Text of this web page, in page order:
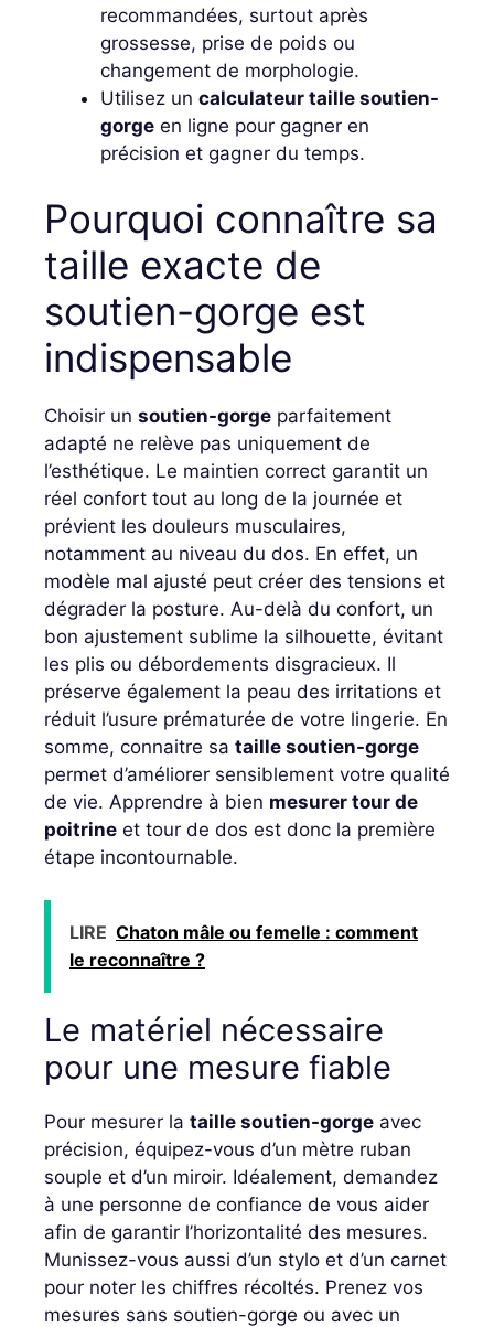
recommandées, surtout après
grossesse, prise de poids ou
changement de morphologie.
Utilisez un calculateur taille soutien-
gorge en ligne pour gagner en
précision et gagner du temps.
Pourquoi connaître sa
taille exacte de
soutien-gorge est
indispensable
Choisir un soutien-gorge parfaitement
adapté ne relève pas uniquement de
l’esthétique. Le maintien correct garantit un
réel confort tout au long de la journée et
prévient les douleurs musculaires,
notamment au niveau du dos. En effet, un
modèle mal ajusté peut créer des tensions et
dégrader la posture. Au-delà du confort, un
bon ajustement sublime la silhouette, évitant
les plis ou débordements disgracieux. Il
préserve également la peau des irritations et
réduit l’usure prématurée de votre lingerie. En
somme, connaitre sa taille soutien-gorge
permet d’améliorer sensiblement votre qualité
de vie. Apprendre à bien mesurer tour de
poitrine et tour de dos est donc la première
étape incontournable.
LIRE Chaton mâle ou femelle : comment
le reconnaître ?
Le matériel nécessaire
pour une mesure fiable
Pour mesurer la taille soutien-gorge avec
précision, équipez-vous d’un mètre ruban
souple et d’un miroir. Idéalement, demandez
à une personne de confiance de vous aider
afin de garantir l’horizontalité des mesures.
Munissez-vous aussi d’un stylo et d’un carnet
pour noter les chiffres récoltés. Prenez vos
mesures sans soutien-gorge ou avec un